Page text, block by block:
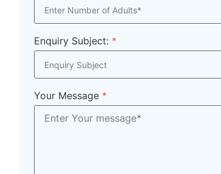
Enquiry Subject: *
Your Message *